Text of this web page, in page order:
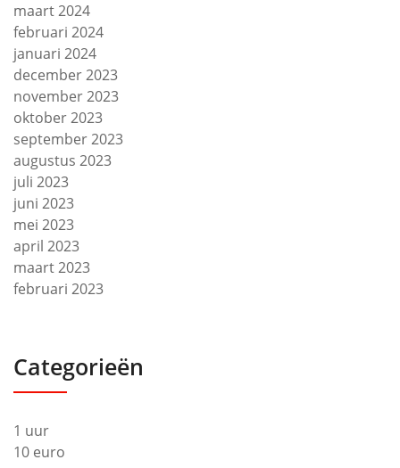
maart 2024
februari 2024
januari 2024
december 2023
november 2023
oktober 2023
september 2023
augustus 2023
juli 2023
juni 2023
mei 2023
april 2023
maart 2023
februari 2023
Categorieën
1 uur
10 euro